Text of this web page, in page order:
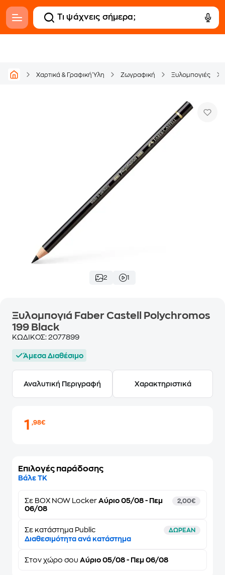
Χαρτικά & Γραφική Ύλη Ζωγραφική Ξυλομπογιές
2 1
Ξυλομπογιά Faber Castell Polychromos
199 Black
ΚΩΔΙΚΟΣ: 2077899
Άμεσα Διαθέσιμο
Αναλυτική Περιγραφή Χαρακτηριστικά
1,98€
Επιλογές παράδοσης
Βάλε ΤΚ
Σε BOX NOW Locker Αύριο 05/08 - Πεμ
06/08
2,00€
Σε κατάστημα Public ΔΩΡΕΑΝ
Διαθεσιμότητα ανά κατάστημα
Στον χώρο σου Αύριο 05/08 - Πεμ 06/08